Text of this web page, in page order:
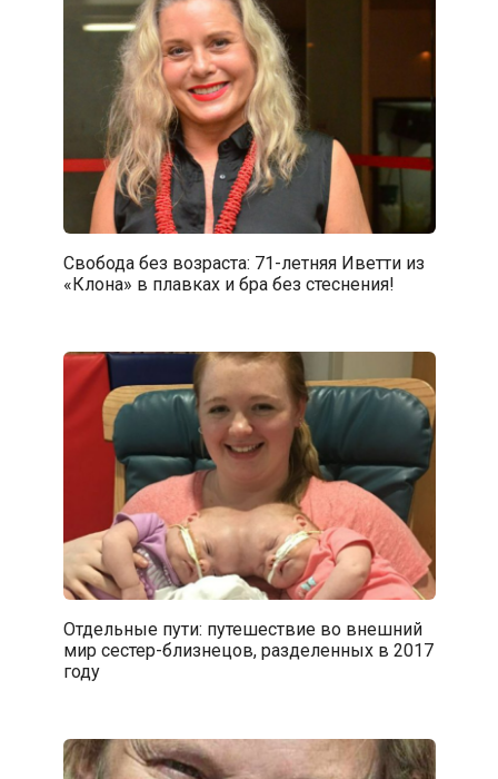
Свобода без возраста: 71-летняя Иветти из
«Клона» в плавках и бра без стеснения!
Отдельные пути: путешествие во внешний
мир сестер-близнецов, разделенных в 2017
году